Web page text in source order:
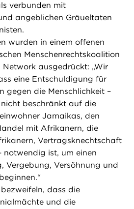
verbunden mit
angeblichen Gräueltaten
wurden in einem offenen
Menschenrechtskoalition
ausgedrückt: „Wir
eine Entschuldigung für
gegen die Menschlichkeit –
beschränkt auf die
Jamaikas, den
mit Afrikanern, die
Vertragsknechtschaft
notwendig ist, um einen
Vergebung, Versöhnung und
dass die
und die